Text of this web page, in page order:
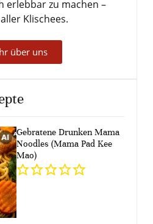
erlebbar zu machen –
Klischees.
über uns
Gebratene Drunken Mama
Noodles (Mama Pad Kee
Mao)